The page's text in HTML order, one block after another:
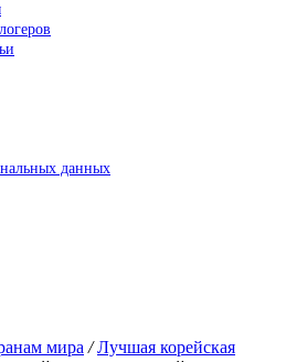
данных
мира /Лучшая корейская